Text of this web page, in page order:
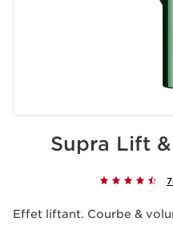
Supra Lift
Effet liftant. Courbe &